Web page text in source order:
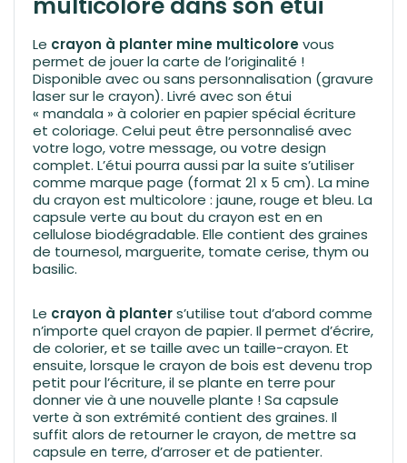
Le crayon à planter mine multicolorevous
permet de jouer la carte de l’originalité !
Disponible avec ou sans personnalisation (gravure
laser sur le crayon). Livré avec son étui
« mandala » à colorier en papier spécial écriture
et coloriage. Celui peut être personnalisé avec
votre logo, votre message, ou votre design
complet. L’étui pourra aussi par la suite s’utiliser
comme marque page (format 21 x 5 cm). La mine
du crayon est multicolore : jaune, rouge et bleu. La
capsule verte au bout du crayon est en en
cellulose biodégradable. Elle contient des graines
de tournesol, marguerite, tomate cerise, thym ou
basilic.
Le crayon à planters’utilise tout d’abord comme
n’importe quel crayon de papier. Il permet d’écrire,
de colorier, et se taille avec un taille-crayon. Et
ensuite, lorsque le crayon de bois est devenu trop
petit pour l’écriture, il se plante en terre pour
donner vie à une nouvelle plante ! Sa capsule
verte à son extrémité contient des graines. Il
suffit alors de retourner le crayon, de mettre sa
capsule en terre, d’arroser et de patienter.